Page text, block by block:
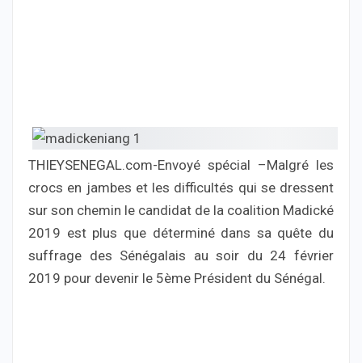
THIEYSENEGAL.com-Envoyé spécial –Malgré les
crocs en jambes et les difficultés qui se dressent
sur son chemin le candidat de la coalition Madické
2019 est plus que déterminé dans sa quête du
suffrage des Sénégalais au soir du 24 février
2019 pour devenir le 5ème Président du Sénégal.